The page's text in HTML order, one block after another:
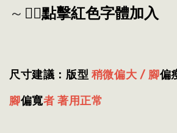
～ 👈🏻點擊紅色字體加入
尺寸建議：版型 稍微偏大 / 腳偏
腳偏寬者 著用正常